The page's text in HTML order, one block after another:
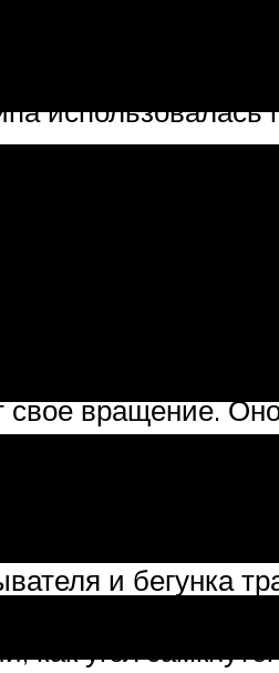
годы. В
использовалась
двигателя.
контакты
бегунок,
свое вращение.
цилиндре
поступающее на
и бегунка
всех аспектов
угол